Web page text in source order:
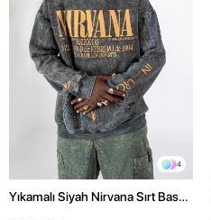
4
Yıkamalı Siyah Nirvana Sırt Baskılı